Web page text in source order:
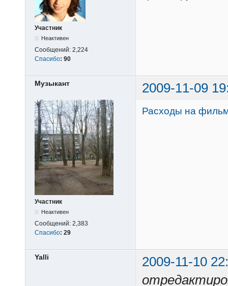
Участник
Неактивен
Сообщений: 2,224
Спасибо: 90
Музыкант 2009-11-09
Участник
Неактивен
Сообщений: 2,383
Спасибо: 29
Расходы на
Yalli
2009-11-10